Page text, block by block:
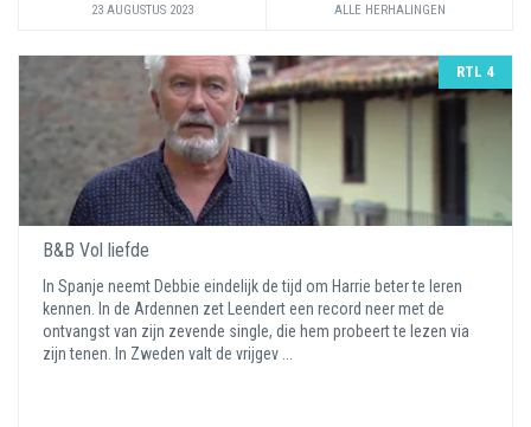
23 AUGUSTUS 2023 ALLE HERHALINGEN
RTL 4
B&B Vol liefde
In Spanje neemt Debbie eindelijk de tijd om Harrie beter te leren
kennen. In de Ardennen zet Leendert een record neer met de
ontvangst van zijn zevende single, die hem probeert te lezen via
zijn tenen. In Zweden valt de vrijgev ...